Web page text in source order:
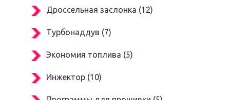
Дроссельная заслонка (12)
Турбонаддув (7)
Экономия топлива (5)
Инжектор (10)